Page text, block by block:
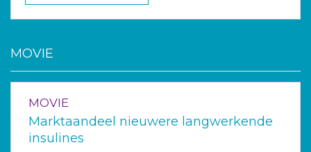
MOVIE
MOVIE
Marktaandeel nieuwere langwerkende
insulines